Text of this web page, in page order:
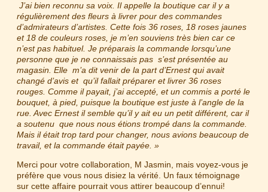
J’ai bien reconnu sa voix. Il appelle la boutique car il y a
régulièrement des fleurs à livrer pour des commandes
d’admirateurs d’artistes. Cette fois 36 roses, 18 roses jaunes
et 18 de couleurs roses, je m’en souviens très bien car ce
n’est pas habituel. Je préparais la commande lorsqu’une
personne que je ne connaissais pas s’est présentée au
magasin. Elle m’a dit venir de la part d’Ernest qui avait
changé d’avis et qu’il fallait préparer et livrer 36 roses
rouges. Comme il payait, j’ai accepté, et un commis a porté le
bouquet, à pied, puisque la boutique est juste à l’angle de la
rue. Avec Ernest il semble qu’il y ait eu un petit différent, car il
a soutenu que nous nous étions trompé dans la commande.
Mais il était trop tard pour changer, nous avions beaucoup de
travail, et la commande était payée. »
Merci pour votre collaboration, M Jasmin, mais voyez-vous je
préfère que vous nous disiez la vérité. Un faux témoignage
sur cette affaire pourrait vous attirer beaucoup d’ennui!